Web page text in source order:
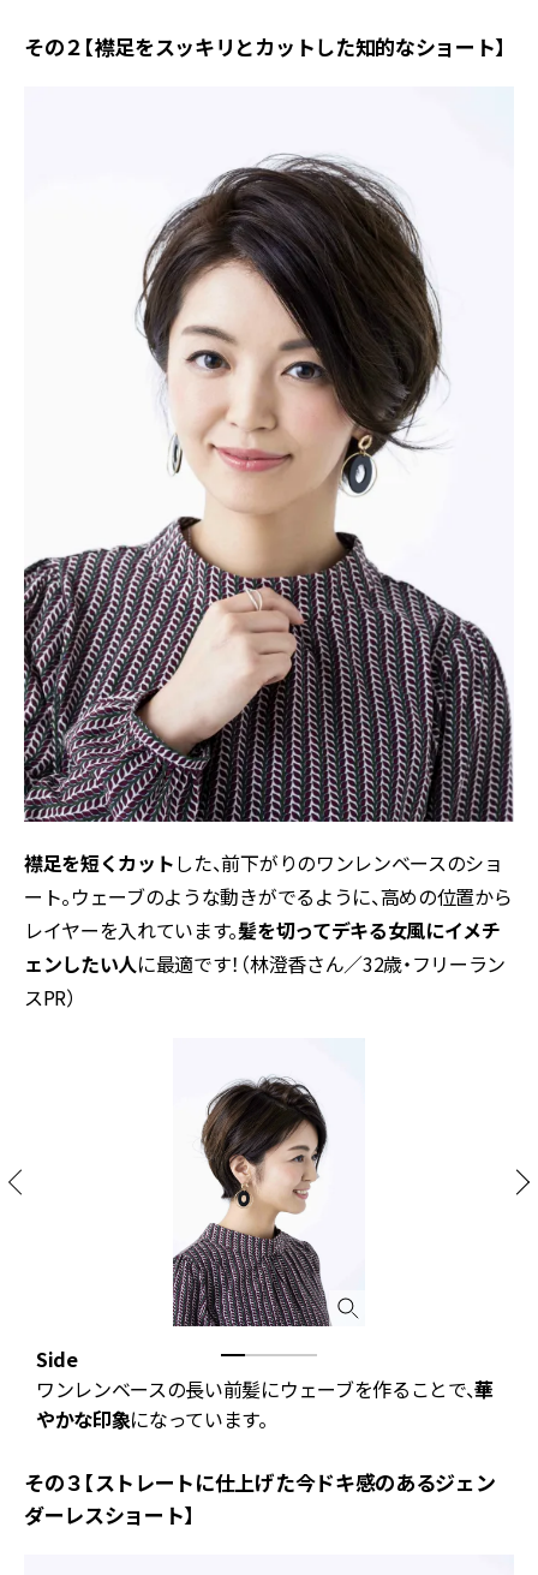
その２【襟足をスッキリとカットした知的なショート】
襟足を短くカットした、前下がりのワンレンベースのショ
ート。ウェーブのような動きがでるように、高めの位置から
レイヤーを入れています。髪を切ってデキる女風にイメチ
ェンしたい人に最適です！（林澄香さん／32歳・フリーラン
スPR）
Side
ワンレンベースの長い前髪にウェーブを作ることで、華
やかな印象になっています。
その３【ストレートに仕上げた今ドキ感のあるジェン
ダーレスショート】